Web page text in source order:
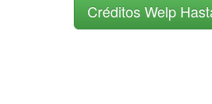
Créditos Welp